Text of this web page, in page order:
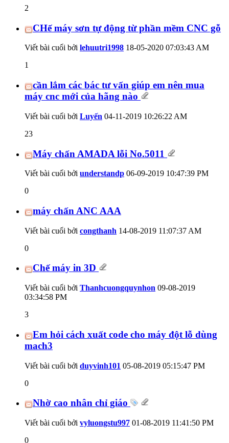
2
CHế máy sơn tự động từ phần mềm CNC gỗ
Viết bài cuối bởi lehuutri1998 18-05-2020 07:03:43 AM
1
cần lắm các bác tư vấn giúp em nên mua
máy cnc mới của hãng nào
Viết bài cuối bởi Luyến 04-11-2019 10:26:22 AM
23
Máy chấn AMADA lỗi No.5011
Viết bài cuối bởi understandp 06-09-2019 10:47:39 PM
0
máy chấn ANC AAA
Viết bài cuối bởi congthanh 14-08-2019 11:07:37 AM
0
Chế máy in 3D
Viết bài cuối bởi Thanhcuongquynhon 09-08-2019
03:34:58 PM
3
Em hỏi cách xuất code cho máy đột lỗ dùng
mach3
Viết bài cuối bởi duyvinh101 05-08-2019 05:15:47 PM
0
Nhờ cao nhân chỉ giáo
Viết bài cuối bởi vyluongstu997 01-08-2019 11:41:50 PM
0